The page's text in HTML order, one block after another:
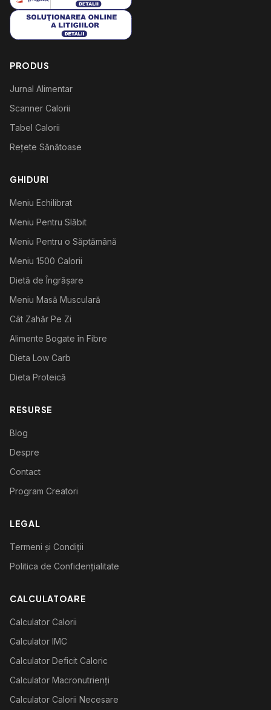
PRODUS
Jurnal Alimentar
Scanner Calorii
Tabel Calorii
Rețete Sănătoase
GHIDURI
Meniu Echilibrat
Meniu Pentru Slăbit
Meniu Pentru o Săptămână
Meniu 1500 Calorii
Dietă de Îngrășare
Meniu Masă Musculară
Cât Zahăr Pe Zi
Alimente Bogate în Fibre
Dieta Low Carb
Dieta Proteică
RESURSE
Blog
Despre
Contact
Program Creatori
LEGAL
Termeni și Condiții
Politica de Confidențialitate
CALCULATOARE
Calculator Calorii
Calculator IMC
Calculator Deficit Caloric
Calculator Macronutrienți
Calculator Calorii Necesare